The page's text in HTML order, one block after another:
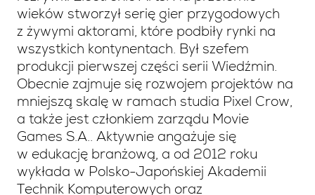
wieków stworzył serię gier przygodowych
z żywymi aktorami, które podbiły rynki na
wszystkich kontynentach. Był szefem
produkcji pierwszej części serii Wiedźmin.
Obecnie zajmuje się rozwojem projektów na
mniejszą skalę w ramach studia Pixel Crow,
a także jest członkiem zarządu Movie
Games S.A.. Aktywnie angażuje się
w edukację branżową, a od 2012 roku
wykłada w Polsko-Japońskiej Akademii
Technik Komputerowych oraz